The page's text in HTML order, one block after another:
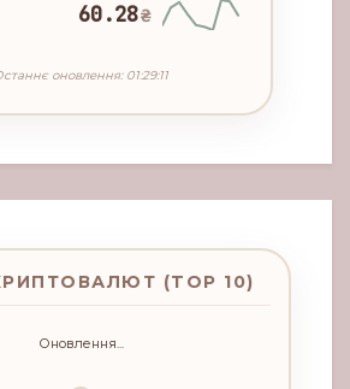
60.28₴
оновлення: 01:29:11
(TOP 10)
Оновлення...